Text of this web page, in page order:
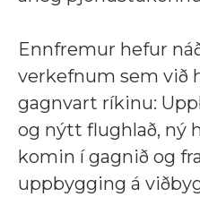
Ennfremur hefur
verkefnum sem við
gagnvart ríkinu:
og nýtt flughlað, ný
komin í gagnið og
uppbygging á